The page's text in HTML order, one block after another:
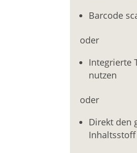
Barcode
oder
Integrierte
nutzen
oder
Direkt den